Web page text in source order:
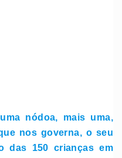
nódoa, mais uma,
nos governa, o seu
das 150 crianças em